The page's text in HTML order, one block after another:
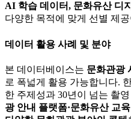
AI 학습 데이터, 문화유산 디
다양한 목적에 맞게 선별 제
데이터 활용 사례 및 분야
본 데이터베이스는 문화관광
로 폭넓게 활용 가능합니다.
한 주제성과 30년이 넘는 촬
광 안내 플랫폼·문화유산 교